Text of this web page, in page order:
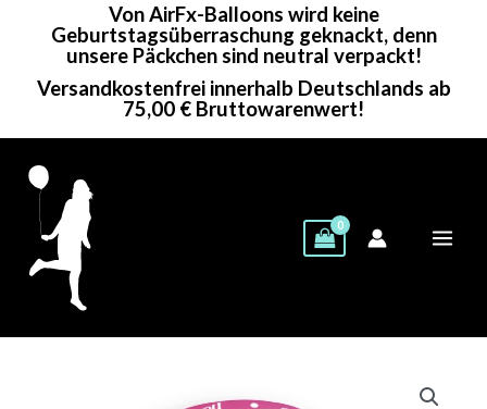
Von AirFx-Balloons wird keine
Geburtstagsüberraschung geknackt, denn
unsere Päckchen sind neutral verpackt!
Versandkostenfrei innerhalb Deutschlands ab
75,00 € Bruttowarenwert!